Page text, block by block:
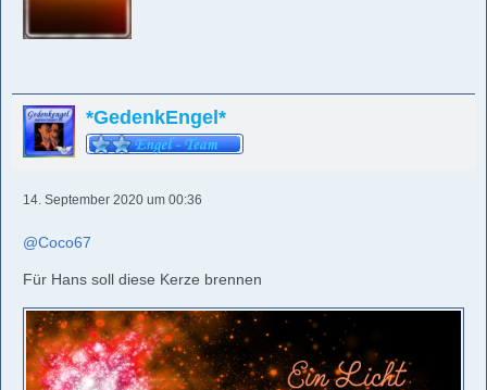
*GedenkEngel*
14. September 2020 um 00:36
@Coco67
Für Hans soll diese Kerze brennen